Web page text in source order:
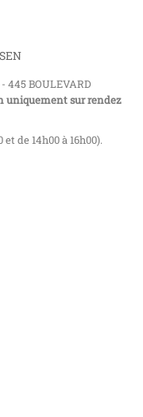
445 BOULEVARD
uniquement sur rendez
et de 14h00 à 16h00).